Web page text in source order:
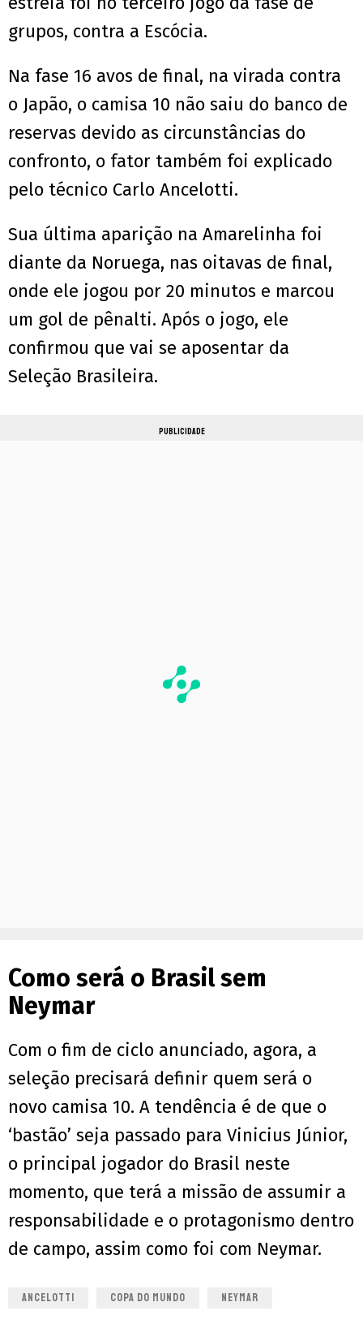
grupos, contra a Escócia.
Na fase 16 avos de final, na virada contra
o Japão, o camisa 10 não saiu do banco de
reservas devido as circunstâncias do
confronto, o fator também foi explicado
pelo técnico Carlo Ancelotti.
Sua última aparição na Amarelinha foi
diante da Noruega, nas oitavas de final,
onde ele jogou por 20 minutos e marcou
um gol de pênalti. Após o jogo, ele
confirmou que vai se aposentar da
Seleção Brasileira.
PUBLICIDADE
Como será o Brasil sem
Neymar
Com o fim de ciclo anunciado, agora, a
seleção precisará definir quem será o
novo camisa 10. A tendência é de que o
‘bastão’ seja passado para Vinicius Júnior,
o principal jogador do Brasil neste
momento, que terá a missão de assumir a
responsabilidade e o protagonismo dentro
de campo, assim como foi com Neymar.
ANCELOTTI COPA DO MUNDO NEYMAR